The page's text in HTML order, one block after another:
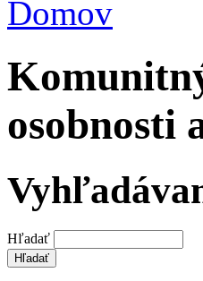
osobnosti
Hľadať